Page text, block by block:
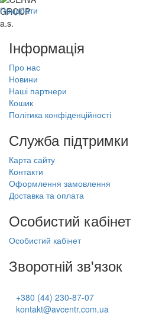
Придбати
Інформація
Про нас
Новини
Наші партнери
Кошик
Політика конфіденційності
Служба підтримки
Карта сайту
Контакти
Оформлення замовлення
Доставка та оплата
Особистий кабінет
Особистий кабінет
Зворотній зв'язок
+380 (44) 230-87-07
kontakt@avcentr.com.ua